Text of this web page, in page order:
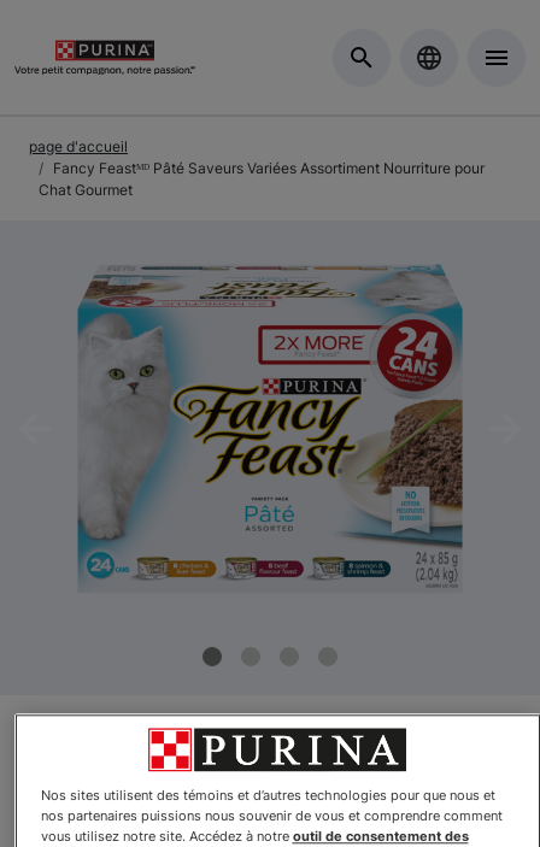
page d'accueil
Fancy Feastᴹᴰ Pâté Saveurs Variées Assortiment Nourriture pour
Chat Gourmet
Fancy Feastᴹᴰ Pâté Saveurs
Variées Assortiment Nourriture
pour Chat Gourmet
Nos sites utilisent des témoins et d’autres technologies pour que nous et
nos partenaires puissions nous souvenir de vous et comprendre comment
vous utilisez notre site. Accédez à notre outil de consentement des